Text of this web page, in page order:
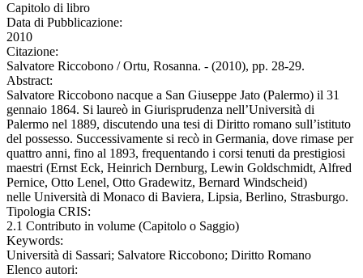
Capitolo di libro
Data di Pubblicazione:
2010
Citazione:
Salvatore Riccobono / Ortu, Rosanna. - (2010), pp. 28-29.
Abstract:
Salvatore Riccobono nacque a San Giuseppe Jato (Palermo) il 31
gennaio 1864. Si laureò in Giurisprudenza nell’Università di
Palermo nel 1889, discutendo una tesi di Diritto romano sull’istituto
del possesso. Successivamente si recò in Germania, dove rimase per
quattro anni, fino al 1893, frequentando i corsi tenuti da prestigiosi
maestri (Ernst Eck, Heinrich Dernburg, Lewin Goldschmidt, Alfred
Pernice, Otto Lenel, Otto Gradewitz, Bernard Windscheid)
nelle Università di Monaco di Baviera, Lipsia, Berlino, Strasburgo.
Tipologia CRIS:
2.1 Contributo in volume (Capitolo o Saggio)
Keywords:
Università di Sassari; Salvatore Riccobono; Diritto Romano
Elenco autori: